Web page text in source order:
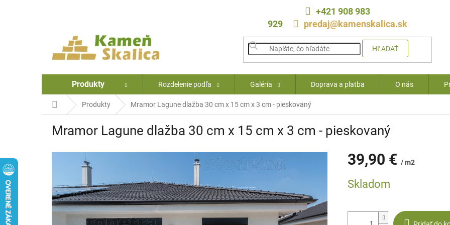
+421 908 983
929
predaj@kamenskalica.sk
HĽADAŤ
Produkty Rozdelenie podľa Galéria Doprava a platba O nás
DomovProdukty Mramor Lagune dlažba 30 cm x 15 cm x 3 cm - pieskovaný
Mramor Lagune dlažba 30 cm x 15 cm x 3 cm - pieskovaný
39,90 € / m2
cena:
Skladom